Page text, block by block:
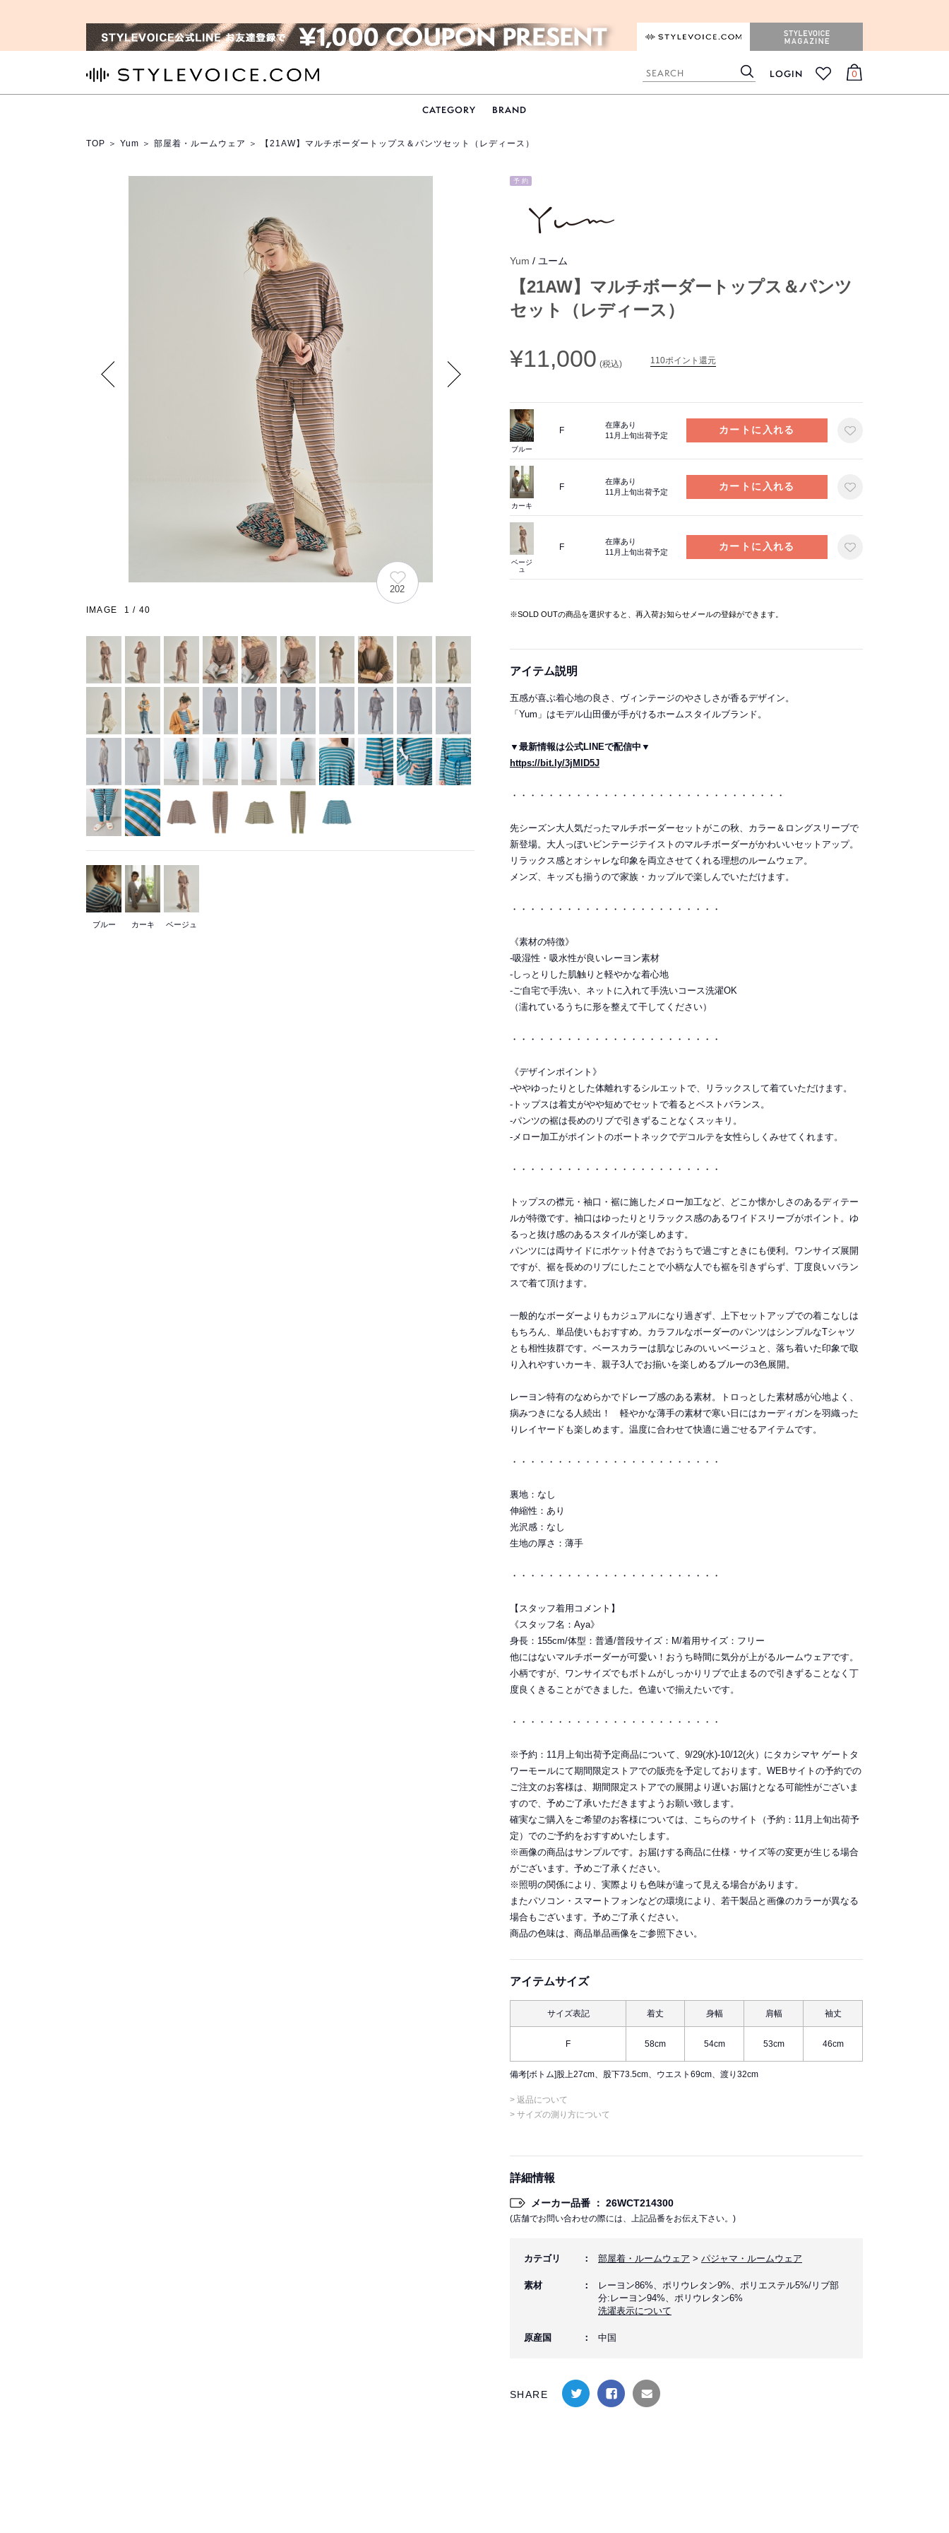
検
索
LOGIN
0
CATEGORY BRAND
TOP ＞ Yum ＞ 部屋着・ルームウェア ＞ 【21AW】マルチボーダートップス＆パンツセット（レディース）
202
IMAGE 1 / 40
ブルー カーキ ベージュ
予 約
Yum / ユーム
【21AW】マルチボーダートップス＆パンツ
セット（レディース）
¥11,000 (税込) 110ポイント還元
ブルー
F
在庫あり
11月上旬出荷予定
カーキ
F
在庫あり
11月上旬出荷予定
ベージ
ュ
F
在庫あり
11月上旬出荷予定
※SOLD OUTの商品を選択すると、再入荷お知らせメールの登録ができます。
アイテム説明
五感が喜ぶ着心地の良さ、ヴィンテージのやさしさが香るデザイン。
「Yum」はモデル山田優が手がけるホームスタイルブランド。
▼最新情報は公式LINEで配信中▼
https://bit.ly/3jMlD5J
・・・・・・・・・・・・・・・・・・・・・・・・・・・・・・
先シーズン大人気だったマルチボーダーセットがこの秋、カラー＆ロングスリーブで
新登場。大人っぽいビンテージテイストのマルチボーダーがかわいいセットアップ。
リラックス感とオシャレな印象を両立させてくれる理想のルームウェア。
メンズ、キッズも揃うので家族・カップルで楽しんでいただけます。
・・・・・・・・・・・・・・・・・・・・・・・
《素材の特徴》
-吸湿性・吸水性が良いレーヨン素材
-しっとりした肌触りと軽やかな着心地
-ご自宅で手洗い、ネットに入れて手洗いコース洗濯OK
（濡れているうちに形を整えて干してください）
・・・・・・・・・・・・・・・・・・・・・・・
《デザインポイント》
-ややゆったりとした体離れするシルエットで、リラックスして着ていただけます。
-トップスは着丈がやや短めでセットで着るとベストバランス。
-パンツの裾は長めのリブで引きずることなくスッキリ。
-メロー加工がポイントのボートネックでデコルテを女性らしくみせてくれます。
・・・・・・・・・・・・・・・・・・・・・・・
トップスの襟元・袖口・裾に施したメロー加工など、どこか懐かしさのあるディテー
ルが特徴です。袖口はゆったりとリラックス感のあるワイドスリーブがポイント。ゆ
るっと抜け感のあるスタイルが楽しめます。
パンツには両サイドにポケット付きでおうちで過ごすときにも便利。ワンサイズ展開
ですが、裾を長めのリブにしたことで小柄な人でも裾を引きずらず、丁度良いバラン
スで着て頂けます。
一般的なボーダーよりもカジュアルになり過ぎず、上下セットアップでの着こなしは
もちろん、単品使いもおすすめ。カラフルなボーダーのパンツはシンプルなTシャツ
とも相性抜群です。ベースカラーは肌なじみのいいベージュと、落ち着いた印象で取
り入れやすいカーキ、親子3人でお揃いを楽しめるブルーの3色展開。
レーヨン特有のなめらかでドレープ感のある素材。トロっとした素材感が心地よく、
病みつきになる人続出！ 軽やかな薄手の素材で寒い日にはカーディガンを羽織った
りレイヤードも楽しめます。温度に合わせて快適に過ごせるアイテムです。
・・・・・・・・・・・・・・・・・・・・・・・
裏地：なし
伸縮性：あり
光沢感：なし
生地の厚さ：薄手
・・・・・・・・・・・・・・・・・・・・・・・
【スタッフ着用コメント】
《スタッフ名：Aya》
身長：155cm/体型：普通/普段サイズ：M/着用サイズ：フリー
他にはないマルチボーダーが可愛い！おうち時間に気分が上がるルームウェアです。
小柄ですが、ワンサイズでもボトムがしっかりリブで止まるので引きずることなく丁
度良くきることができました。色違いで揃えたいです。
・・・・・・・・・・・・・・・・・・・・・・・
※予約：11月上旬出荷予定商品について、9/29(水)-10/12(火）にタカシマヤ ゲートタ
ワーモールにて期間限定ストアでの販売を予定しております。WEBサイトの予約での
ご注文のお客様は、期間限定ストアでの展開より遅いお届けとなる可能性がございま
すので、予めご了承いただきますようお願い致します。
確実なご購入をご希望のお客様については、こちらのサイト（予約：11月上旬出荷予
定）でのご予約をおすすめいたします。
※画像の商品はサンプルです。お届けする商品に仕様・サイズ等の変更が生じる場合
がございます。予めご了承ください。
※照明の関係により、実際よりも色味が違って見える場合があります。
またパソコン・スマートフォンなどの環境により、若干製品と画像のカラーが異なる
場合もございます。予めご了承ください。
商品の色味は、商品単品画像をご参照下さい。
アイテムサイズ
サイズ表記 着丈 身幅 肩幅 袖丈
F 58cm 54cm 53cm 46cm
備考[ボトム]股上27cm、股下73.5cm、ウエスト69cm、渡り32cm
> 返品について
> サイズの測り方について
詳細情報
メーカー品番 ： 26WCT214300
(店舗でお問い合わせの際には、上記品番をお伝え下さい。)
カテゴリ 部屋着・ルームウェア > パジャマ・ルームウェア
素材
レーヨン86%、ポリウレタン9%、ポリエステル5%/リブ部
分:レーヨン94%、ポリウレタン6%
洗濯表示について
原産国 中国
SHARE